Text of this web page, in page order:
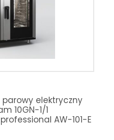
elektryczny
10GN-1/1
professional AW-101-E